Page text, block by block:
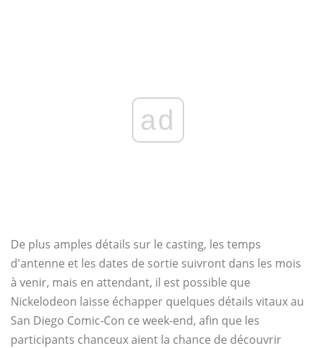
ad
De plus amples détails sur le casting, les temps
d'antenne et les dates de sortie suivront dans les mois
à venir, mais en attendant, il est possible que
Nickelodeon laisse échapper quelques détails vitaux au
San Diego Comic-Con ce week-end, afin que les
participants chanceux aient la chance de découvrir